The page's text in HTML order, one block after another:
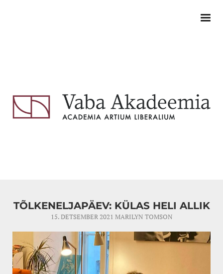
TÕLKENELJAPÄEV: KÜLAS HELI ALLIK
15. DETSEMBER 2021 MARILYN TOMSON